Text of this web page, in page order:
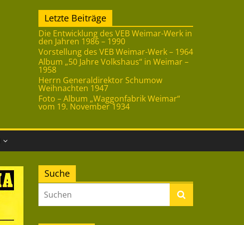
Letzte Beiträge
Die Entwicklung des VEB Weimar-Werk in
den Jahren 1986 – 1990
Vorstellung des VEB Weimar-Werk – 1964
Album „50 Jahre Volkshaus“ in Weimar –
1958
Herrn Generaldirektor Schumow
Weihnachten 1947
Foto – Album „Waggonfabrik Weimar“
vom 19. November 1934
Suche